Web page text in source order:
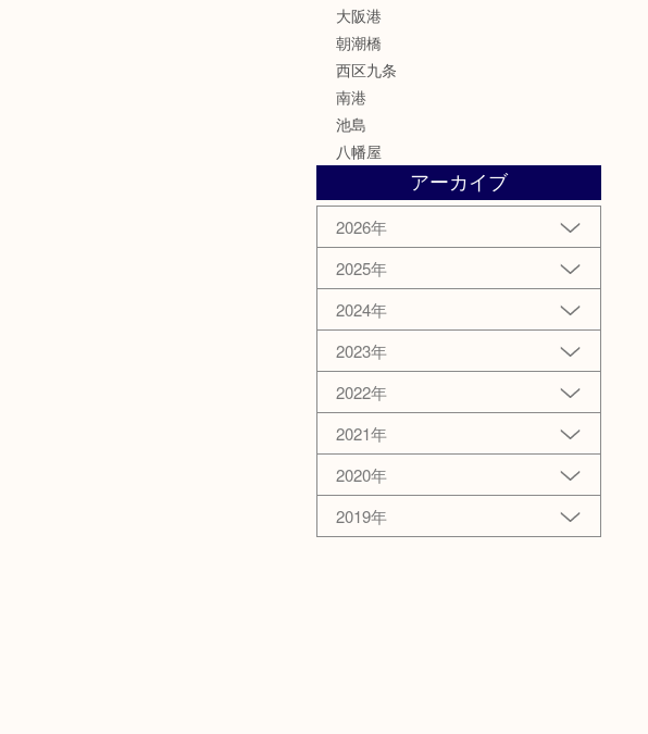
大阪港
朝潮橋
西区九条
南港
池島
八幡屋
アーカイブ
2026年
2025年
2024年
2023年
2022年
2021年
2020年
2019年